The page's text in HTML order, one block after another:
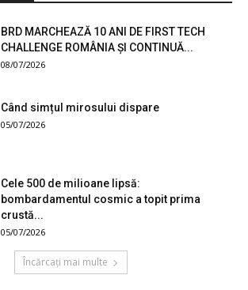
BRD MARCHEAZĂ 10 ANI DE FIRST TECH
CHALLENGE ROMÂNIA ȘI CONTINUĂ...
08/07/2026
Când simțul mirosului dispare
05/07/2026
Cele 500 de milioane lipsă:
bombardamentul cosmic a topit prima
crustă...
05/07/2026
Încărcați mai multe